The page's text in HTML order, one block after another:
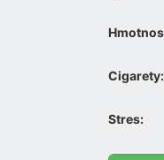
Cigarety:
Stres: